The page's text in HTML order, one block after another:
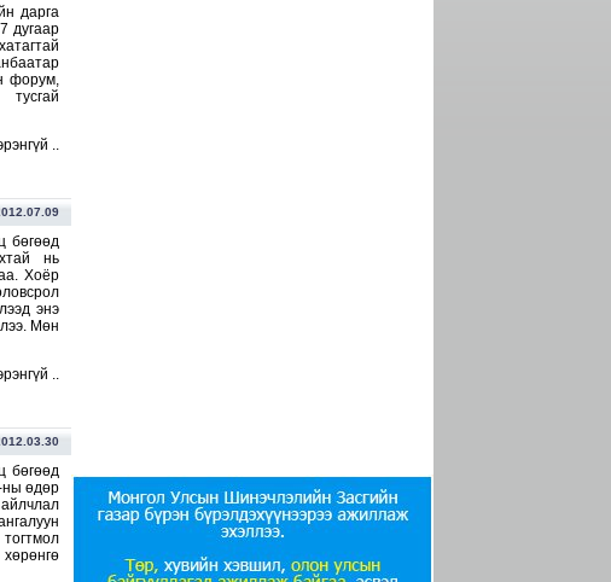
дарга
дугаар
форум,
..
бөгөөд
нь
Хоёр
энэ
Мөн
..
бөгөөд
ны өдөр